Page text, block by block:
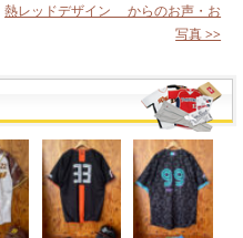
熱レッドデザイン からのお声・お
写真 >>